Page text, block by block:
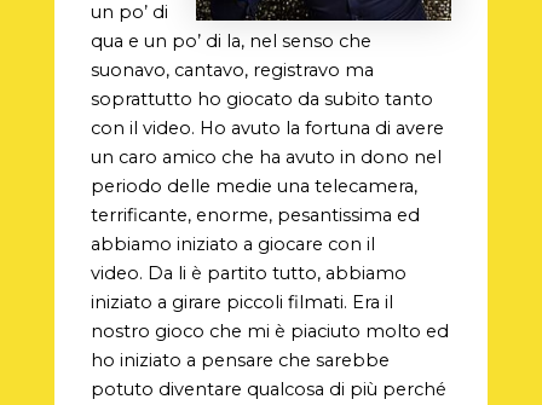
un po’ di
qua e un po’ di la, nel senso che
suonavo, cantavo, registravo ma
soprattutto ho giocato da subito tanto
con il video. Ho avuto la fortuna di avere
un caro amico che ha avuto in dono nel
periodo delle medie una telecamera,
terrificante, enorme, pesantissima ed
abbiamo iniziato a giocare con il
video. Da li è partito tutto, abbiamo
iniziato a girare piccoli filmati. Era il
nostro gioco che mi è piaciuto molto ed
ho iniziato a pensare che sarebbe
potuto diventare qualcosa di più perché